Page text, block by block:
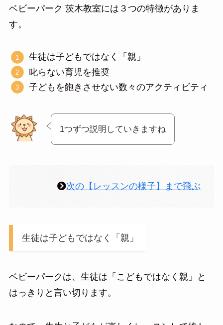
ベビーパーク 茨木教室には３つの特徴がありま
す。
生徒は子どもではなく「親」
叱らない育児を推奨
子どもを飽きさせない数々のアクティビティ
1つずつ説明していきますね
次の【レッスンの様子】まで飛ぶ
生徒は子どもではなく「親」
ベビーパークは、生徒は「こどもではなく親」と
はっきりと言い切ります。